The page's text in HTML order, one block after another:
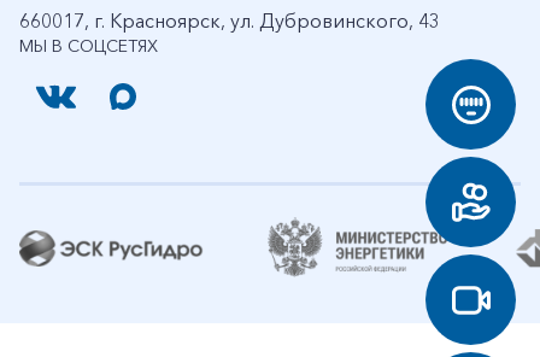
МЫ В СОЦСЕТЯХ
660017, г. Красноярск, ул. Дубровинского, 43